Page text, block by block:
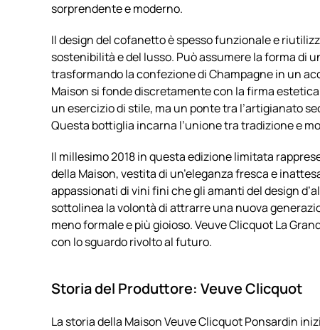
sorprendente e moderno.
Il design del cofanetto è spesso funzionale e
sostenibilità e del lusso. Può assumere la forma di
trasformando la confezione di Champagne in un
Maison si fonde discretamente con la firma
un esercizio di stile, ma un ponte tra l’artigianato
Questa bottiglia incarna l’unione tra tradizione e
Il millesimo 2018 in questa edizione limitata
della Maison, vestita di un’eleganza fresca e
appassionati di vini fini che gli amanti del design
sottolinea la volontà di attrarre una nuova
meno formale e più gioioso. Veuve Clicquot La
con lo sguardo rivolto al futuro.
Storia del Produttore: Veuve Clicquot
La storia della Maison Veuve Clicquot Ponsardin